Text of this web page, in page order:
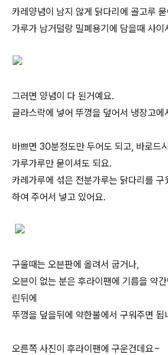
카레양념이 남지 않게 닭다리에 골고루
가루가 남거덜랑 밀폐용기에 담을때 사이
그러면 양념이 다 된거예요.
글라스락에 넣어 뚜껑을 덮어서 냉장고에
바쁘면 30분정도만 두어도 되고, 바로드
가루가루만 묻이셔도 되요.
카레가루에 섞은 전분가루는 닭다리를 구
하여 주어서 넣고 있어요.
구울때는 오븐판에 올려서 굽거나,
오븐이 없는 분은 후라이팬에 기름을 약
린뒤에
뚜껑을 덮을뒤에 약한불에서 구워주면 됩
오른쪽 사진이 후라이팬에 구운건데요~